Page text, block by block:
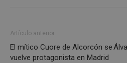
Artículo anterior
El mítico Cuore de Alcorcón se
vuelve protagonista en Madrid
Nombre
PHPSESSID